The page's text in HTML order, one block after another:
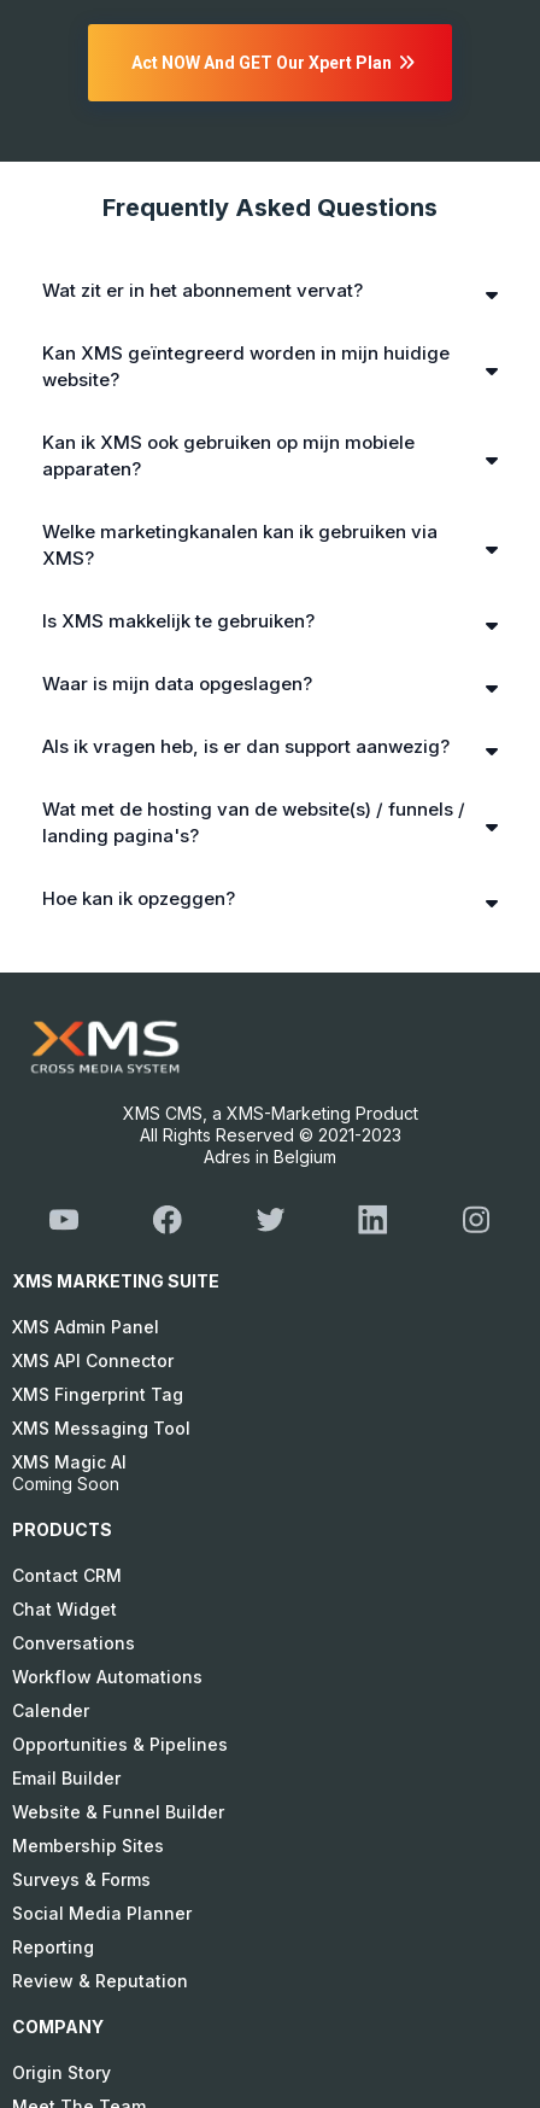
Act NOW And GET Our Xpert Plan
Frequently Asked Questions
Wat zit er in het abonnement vervat?
Kan XMS geïntegreerd worden in mijn huidige
website?
Kan ik XMS ook gebruiken op mijn mobiele
apparaten?
IOS ANDROID
Welke marketingkanalen kan ik gebruiken via
XMS?
Is XMS makkelijk te gebruiken?
"People-Buy-People"
Waar is mijn data opgeslagen?
Als ik vragen heb, is er dan support aanwezig?
Wat met de hosting van de website(s) / funnels /
landing pagina's?
Hoe kan ik opzeggen?
XMS CMS, a XMS-Marketing Product
All Rights Reserved © 2021-2023
Adres in Belgium
XMS MARKETING SUITE
XMS Admin Panel
XMS API Connector
XMS Fingerprint Tag
XMS Messaging Tool
XMS Magic AI
Coming Soon
PRODUCTS
Contact CRM
Chat Widget
Conversations
Workflow Automations
Calender
Opportunities & Pipelines
Email Builder
Website & Funnel Builder
Membership Sites
Surveys & Forms
Social Media Planner
Reporting
Review & Reputation
COMPANY
Origin Story